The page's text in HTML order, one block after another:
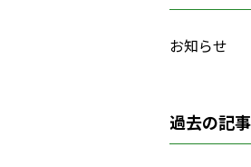
お知らせ
過去の記事